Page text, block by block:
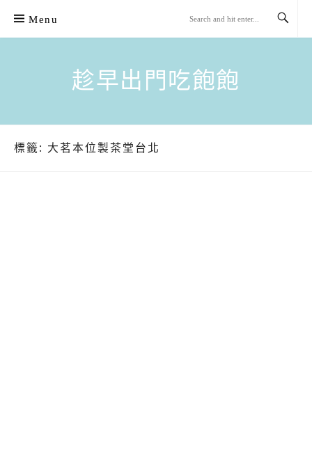
content
Menu
趁早出門吃飽飽
標籤: 大茗本位製茶堂台北